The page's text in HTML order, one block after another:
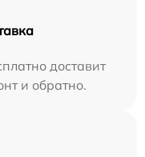
доставит
и обратно.